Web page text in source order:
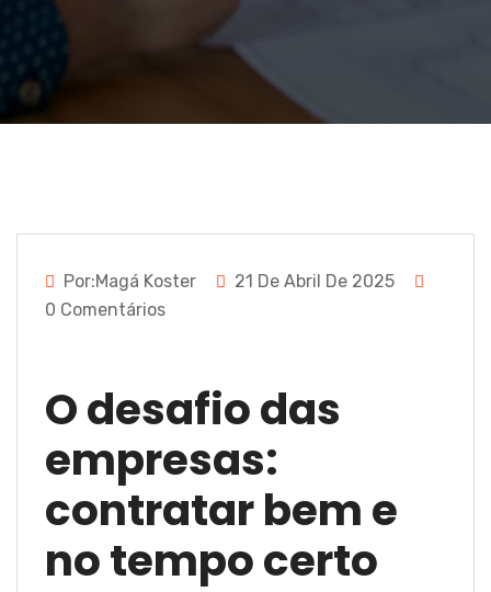
Por:Magá Koster
21 De Abril De 2025
0 Comentários
O desafio das
empresas:
contratar bem e
no tempo certo